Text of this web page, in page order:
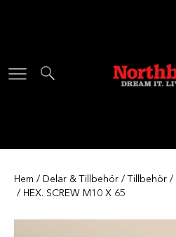
Hem / Delar & Tillbehör / Tillbehör /
/ HEX. SCREW M10 X 65